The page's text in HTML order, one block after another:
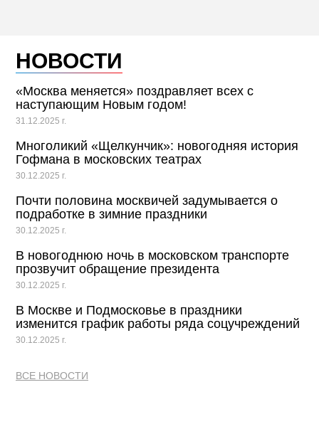
НОВОСТИ
«Москва меняется» поздравляет всех с
наступающим Новым годом!
31.12.2025 г.
Многоликий «Щелкунчик»: новогодняя история
Гофмана в московских театрах
30.12.2025 г.
Почти половина москвичей задумывается о
подработке в зимние праздники
30.12.2025 г.
В новогоднюю ночь в московском транспорте
прозвучит обращение президента
30.12.2025 г.
В Москве и Подмосковье в праздники
изменится график работы ряда соцучреждений
30.12.2025 г.
ВСЕ НОВОСТИ